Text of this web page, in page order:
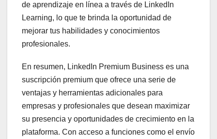
de aprendizaje en línea a través de LinkedIn
Learning, lo que te brinda la oportunidad de
mejorar tus habilidades y conocimientos
profesionales.
En resumen, LinkedIn Premium Business es una
suscripción premium que ofrece una serie de
ventajas y herramientas adicionales para
empresas y profesionales que desean maximizar
su presencia y oportunidades de crecimiento en la
plataforma. Con acceso a funciones como el envío